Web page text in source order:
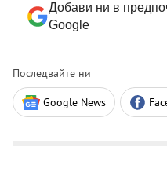
Добави ни в
Google
Последвайте ни
Google News